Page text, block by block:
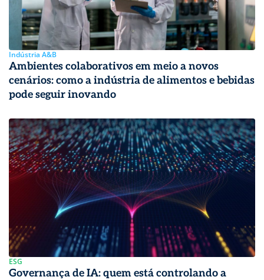
Indústria A&B
Ambientes colaborativos em meio a novos
cenários: como a indústria de alimentos e bebidas
pode seguir inovando
ESG
Governança de IA: quem está controlando a